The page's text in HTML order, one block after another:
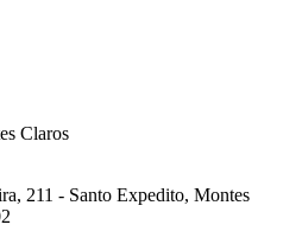
Claros
211 - Santo Expedito, Montes